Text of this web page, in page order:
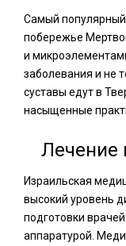
Самый популярный
побережье
и
заболевания и не
суставы едут в
насыщенные
Лечение
Израильская
высокий уровень
подготовки
аппаратурой.